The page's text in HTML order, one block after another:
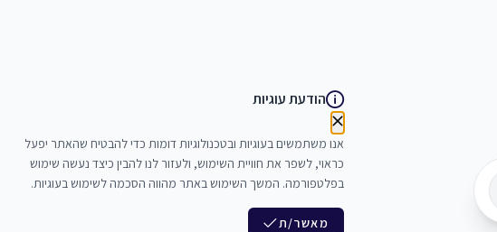
הודעת עוגיות
אנו משתמשים בעוגיות ובטכנולוגיות דומות כדי להבטיח שהאתר יפעל
כראוי, לשפר את חוויית השימוש, ולעזור לנו להבין כיצד נעשה שימוש
בפלטפורמה. המשך השימוש באתר מהווה הסכמה לשימוש בעוגיות.
מאשר/ת